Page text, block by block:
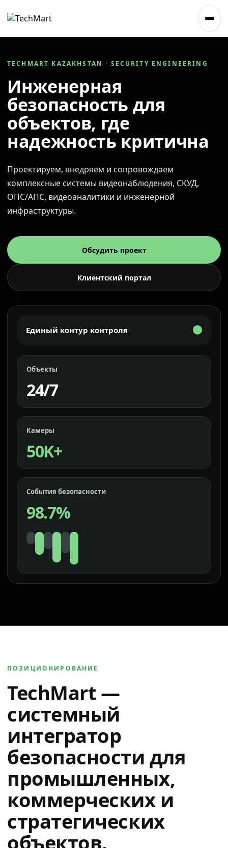
TECHMART KAZAKHSTAN · SECURITY ENGINEERING
Инженерная
безопасность для
объектов, где
надежность критична
Проектируем, внедряем и сопровождаем
комплексные системы видеонаблюдения, СКУД,
ОПС/АПС, видеоаналитики и инженерной
инфраструктуры.
Обсудить проект
Клиентский портал
Единый контур контроля
Объекты
24/7
Камеры
50K+
События безопасности
98.7%
ПОЗИЦИОНИРОВАНИЕ
TechMart —
системный
интегратор
безопасности для
промышленных,
коммерческих и
стратегических
объектов.